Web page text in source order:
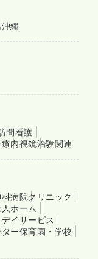
沖縄
問看護
内視鏡治験関連
病院クリニック
ホーム
イサービス
ー保育園・学校